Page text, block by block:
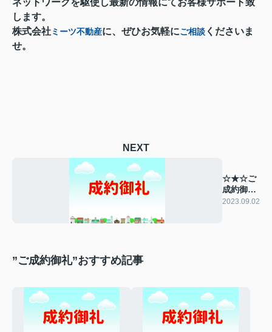
ネットワークを駆使し最新の情報にてお客様サポート致
します。
株式会社ミーツ不動産に、ぜひお気軽にご相談 くださいま
せ。
NEXT
☆★☆ご
成約御礼
☆★☆
2023.09.02
”ご成約御礼”おすすめ記事